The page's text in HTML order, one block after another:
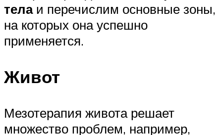
телаи перечислим основные зоны,
на которых она успешно
применяется.
Живот
Мезотерапия живота решает
множество проблем, например,